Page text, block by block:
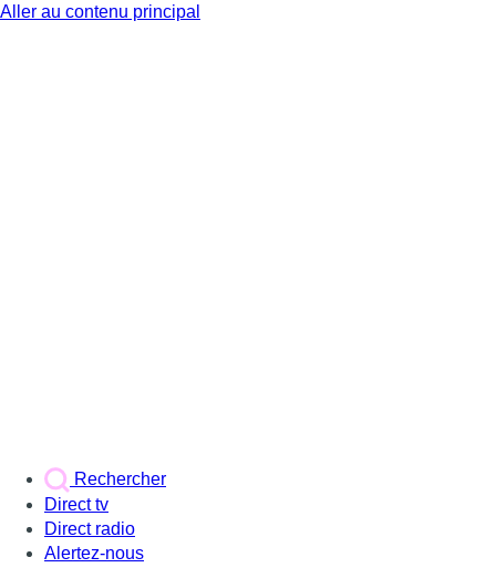
Aller au contenu principal
Rechercher
Direct tv
Direct radio
Alertez-nous